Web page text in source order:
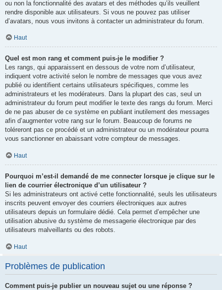
ou non la fonctionnalité des avatars et des méthodes qu’ils veuillent
rendre disponible aux utilisateurs. Si vous ne pouvez pas utiliser
d’avatars, nous vous invitons à contacter un administrateur du forum.
Haut
Quel est mon rang et comment puis-je le modifier ?
Les rangs, qui apparaissent en dessous de votre nom d’utilisateur,
indiquent votre activité selon le nombre de messages que vous avez
publié ou identifient certains utilisateurs spécifiques, comme les
administrateurs et les modérateurs. Dans la plupart des cas, seul un
administrateur du forum peut modifier le texte des rangs du forum. Merci
de ne pas abuser de ce système en publiant inutilement des messages
afin d’augmenter votre rang sur le forum. Beaucoup de forums ne
toléreront pas ce procédé et un administrateur ou un modérateur pourra
vous sanctionner en abaissant votre compteur de messages.
Haut
Pourquoi m’est-il demandé de me connecter lorsque je clique sur le
lien de courrier électronique d’un utilisateur ?
Si les administrateurs ont activé cette fonctionnalité, seuls les utilisateurs
inscrits peuvent envoyer des courriers électroniques aux autres
utilisateurs depuis un formulaire dédié. Cela permet d’empêcher une
utilisation abusive du système de messagerie électronique par des
utilisateurs malveillants ou des robots.
Haut
Problèmes de publication
Comment puis-je publier un nouveau sujet ou une réponse ?